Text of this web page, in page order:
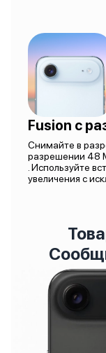
Fusion с
Снимайте в
разрешении 48
. Используйте
увеличения с